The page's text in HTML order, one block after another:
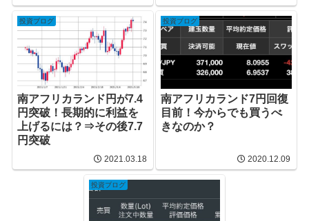
投資ブログ
南アフリカランド円が7.4
円突破！長期的に利益を
上げるには？⇒その後7.7
円突破
2021.03.18
投資ブログ
南アフリカランド7円回復
目前！今からでも買うべ
きなのか？
2020.12.09
投資ブログ